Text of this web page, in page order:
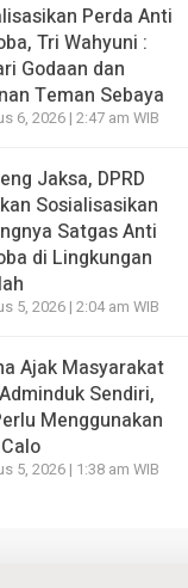
Perda Anti
Tri Wahyuni :
Godaan dan
Teman Sebaya
6, 2026 | 2:47 am WIB
Jaksa, DPRD
Sosialisasikan
Satgas Anti
di Lingkungan
5, 2026 | 2:04 am WIB
Ajak Masyarakat
Sendiri,
Menggunakan
5, 2026 | 1:38 am WIB